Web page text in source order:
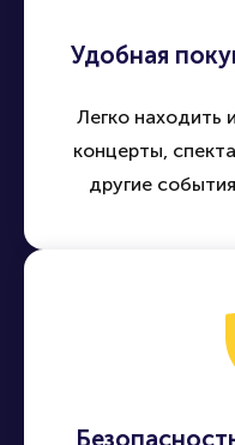
Удобная
Легко находить
концерты,
другие